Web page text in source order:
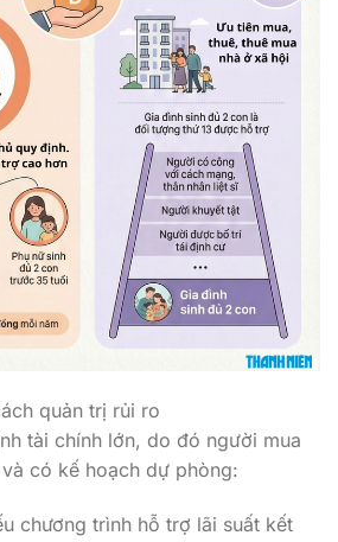
quản trị rủi ro
tài chính lớn, do đó người mua
có kế hoạch dự phòng:
chương trình hỗ trợ lãi suất kết